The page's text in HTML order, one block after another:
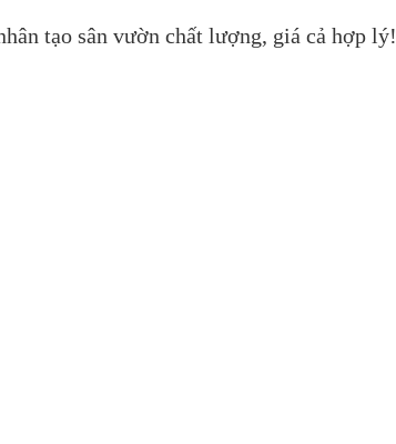
tạo sân vườn chất lượng, giá cả hợp lý!